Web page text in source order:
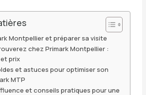
Montpellier et préparer sa visite
chez Primark Montpellier :
prix
et astuces pour optimiser son
MTP
et conseils pratiques pour une